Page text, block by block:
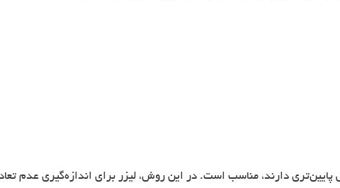
دارند، مناسب است. در این روش، لیزر برای اندازه‌گیری عدم